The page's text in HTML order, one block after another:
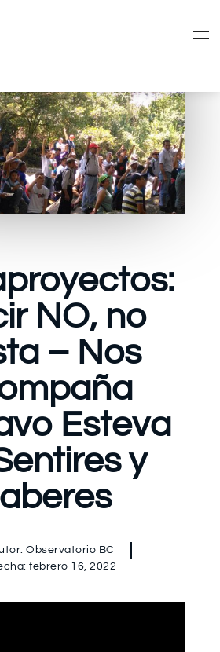
NO, no
– Nos
Esteva
y
Observatorio BC
febrero 16, 2022